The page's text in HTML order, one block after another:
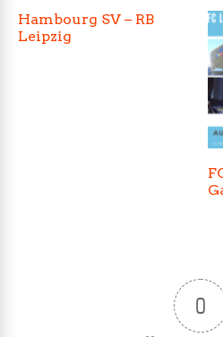
Hambourg SV – RB
Leipzig
0